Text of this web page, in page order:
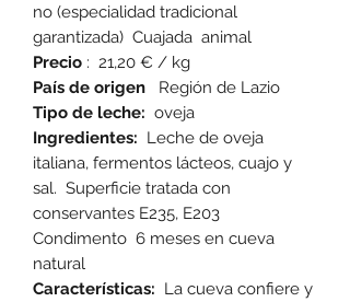
no (especialidad tradicional
garantizada) Cuajada animal
Precio : 21,20 € / kg
País de origen Región de Lazio
Tipo de leche: oveja
Ingredientes: Leche de oveja
italiana, fermentos lácteos, cuajo y
sal. Superficie tratada con
conservantes E235, E203
Condimento 6 meses en cueva
natural
Características: La cueva confiere y